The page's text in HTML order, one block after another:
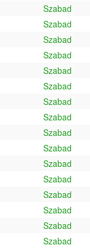
Szabad
Szabad
Szabad
Szabad
Szabad
Szabad
Szabad
Szabad
Szabad
Szabad
Szabad
Szabad
Szabad
Szabad
Szabad
Szabad